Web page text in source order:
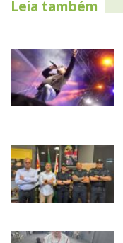
Leia também